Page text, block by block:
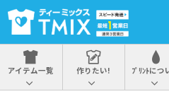
アイテム一覧 作りたい! ﾌﾟﾘﾝﾄにつ